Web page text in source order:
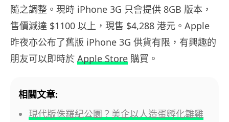
隨之調整。現時 iPhone 3G 只會提供 8GB 版本，
售價減達 $1100 以上，現售 $4,288 港元。Apple
昨夜亦公布了舊版 iPhone 3G 供貨有限，有興趣的
朋友可以即時於 Apple Store 購買。
相關文章:
現代版侏羅紀公園？美企以人造蛋孵化雛雞